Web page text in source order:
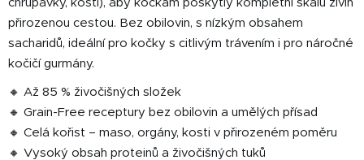
p
i
s
chrupavky, kosti), aby kočkám poskytly kompletní škálu živin
přirozenou cestou. Bez obilovin, s nízkým obsahem
sacharidů, ideální pro kočky s citlivým trávením i pro náročné
kočičí gurmány.
🔸 Až 85 % živočišných složek
🔸 Grain-Free receptury bez obilovin a umělých přísad
🔸 Celá kořist – maso, orgány, kosti v přirozeném poměru
🔸 Vysoký obsah proteinů a živočišných tuků